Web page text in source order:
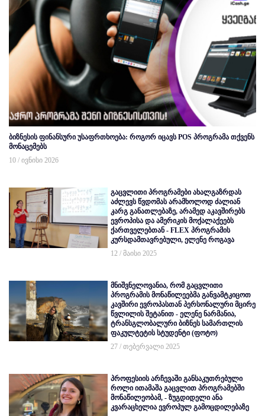
ბიზნესის ფინანსური უსაფრთხოება: როგორ იცავს POS პროგრამა თქვენს
მონაცემებს
10 / ივნისი 2026
გაცვლითი პროგრამები ახალგაზრდას
აძლევს წვდომას არამხოლოდ ძალიან
კარგ განათლებაზე, არამედ აკავშირებს
ევროპისა და ამერიკის მოქალაქეებს
ქართველებთან - FLEX პროგრამის
კურსდამთავრებული, ელენე როგავა
12 / მაისი 2025
მნიშვნელოვანია, რომ გაცვლითი
პროგრამის მონაწილეებმა განვამტკიცოთ
კავშირი ევროპასთან პერსონალური მცირე
წვლილის შეტანით - ელენე ნარმანია,
ტრანსგლობალური ბიზნეს სამართლის
ფაკულტეტის სტუდენტი (ფოტო)
27 / თებერვალი 2025
პროფესიის არჩევაში განსაკუთრებული
როლი ითამაშა გაცვლით პროგრამებში
მონაწილეობამ, - ზუგდიდელი ანა
კვარაცხელია ევროპულ გამოცდილებაზე